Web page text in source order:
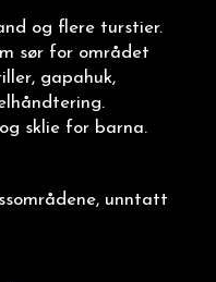
og flere turstier.
sør for området
gapahuk,
sklie for barna.
unntatt